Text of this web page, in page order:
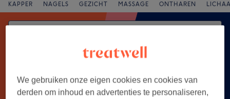
KAPPER NAGELS GEZICHT MASSAGE ONTHAREN
We gebruiken onze eigen cookies en cookies van
derden om inhoud en advertenties te personaliseren,